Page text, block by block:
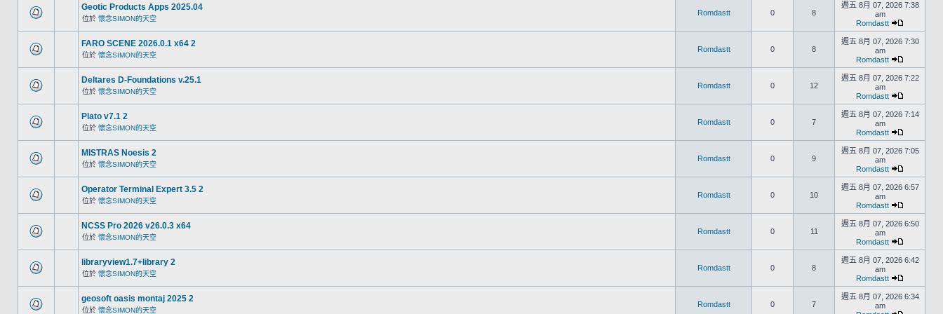
Geotic Products Apps 2025.04
位於 懷念SIMON的天空
Romdastt 0 8
週五 8月 07, 2026 7:38
am
Romdastt
FARO SCENE 2026.0.1 x64 2
位於 懷念SIMON的天空
Romdastt 0 8
週五 8月 07, 2026 7:30
am
Romdastt
Deltares D-Foundations v.25.1
位於 懷念SIMON的天空
Romdastt 0 12
週五 8月 07, 2026 7:22
am
Romdastt
Plato v7.1 2
位於 懷念SIMON的天空
Romdastt 0 7
週五 8月 07, 2026 7:14
am
Romdastt
MISTRAS Noesis 2
位於 懷念SIMON的天空
Romdastt 0 9
週五 8月 07, 2026 7:05
am
Romdastt
Operator Terminal Expert 3.5 2
位於 懷念SIMON的天空
Romdastt 0 10
週五 8月 07, 2026 6:57
am
Romdastt
NCSS Pro 2026 v26.0.3 x64
位於 懷念SIMON的天空
Romdastt 0 11
週五 8月 07, 2026 6:50
am
Romdastt
libraryview1.7+library 2
位於 懷念SIMON的天空
Romdastt 0 8
週五 8月 07, 2026 6:42
am
Romdastt
geosoft oasis montaj 2025 2
位於 懷念SIMON的天空
Romdastt 0 7
週五 8月 07, 2026 6:34
am